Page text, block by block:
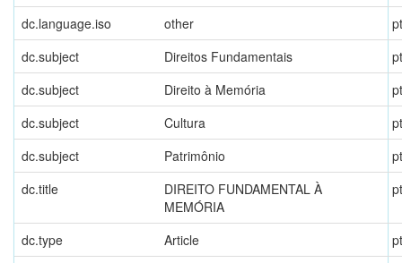
dc.language.iso other
dc.subject
Direitos Fundamentais
dc.subject
Direito à Memória
dc.subject
Cultura
dc.subject
Patrimônio
dc.title
DIREITO FUNDAMENTAL À
MEMÓRIA
dc.type Article